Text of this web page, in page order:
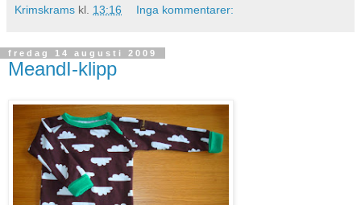
Krimskrams kl. 13:16 Inga kommentarer:
fredag 14 augusti 2009
MeandI-klipp